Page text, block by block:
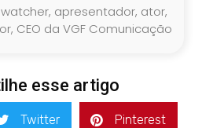
apresentador, ator,
CEO da VGF Comunicação
esse artigo
Twitter Pinterest